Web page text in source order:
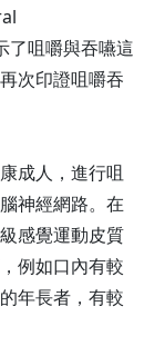
咀嚼與吞嚥這
次印證咀嚼吞
成人，進行咀
神經網路。在
感覺運動皮質
例如口內有較
年長者，有較